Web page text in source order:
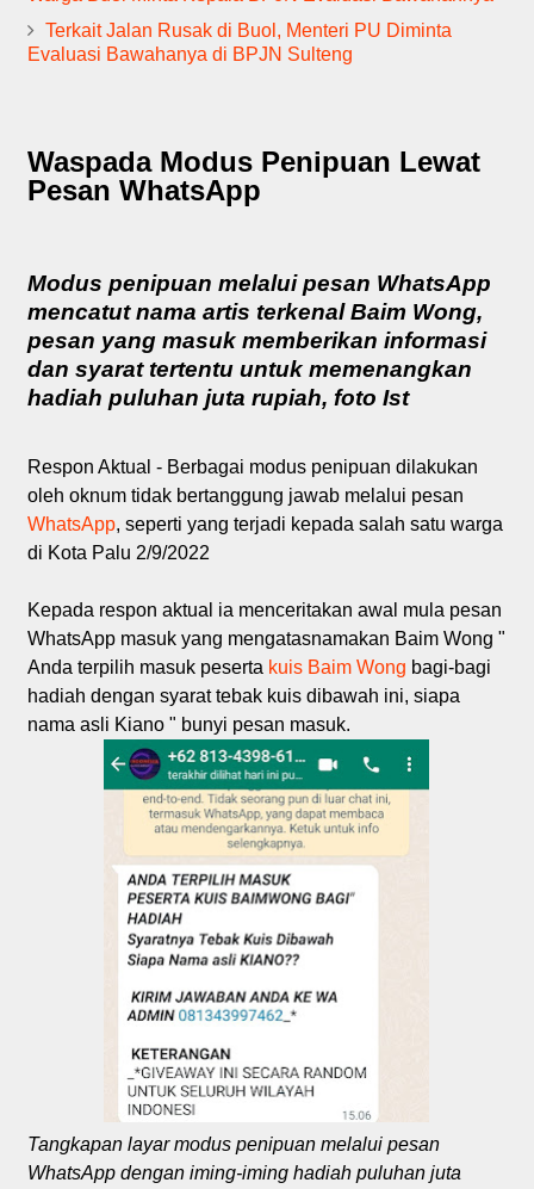
Terkait Jalan Rusak di Buol, Menteri PU Diminta
Evaluasi Bawahanya di BPJN Sulteng
Waspada Modus Penipuan Lewat
Pesan WhatsApp
Modus penipuan melalui pesan WhatsApp
mencatut nama artis terkenal Baim Wong,
pesan yang masuk memberikan informasi
dan syarat tertentu untuk memenangkan
hadiah puluhan juta rupiah, foto Ist
Respon Aktual - Berbagai modus penipuan dilakukan
oleh oknum tidak bertanggung jawab melalui pesan
WhatsApp, seperti yang terjadi kepada salah satu warga
di Kota Palu 2/9/2022
Kepada respon aktual ia menceritakan awal mula pesan
WhatsApp masuk yang mengatasnamakan Baim Wong "
Anda terpilih masuk peserta kuis Baim Wong bagi-bagi
hadiah dengan syarat tebak kuis dibawah ini, siapa
nama asli Kiano " bunyi pesan masuk.
Tangkapan layar modus penipuan melalui pesan
WhatsApp dengan iming-iming hadiah puluhan juta